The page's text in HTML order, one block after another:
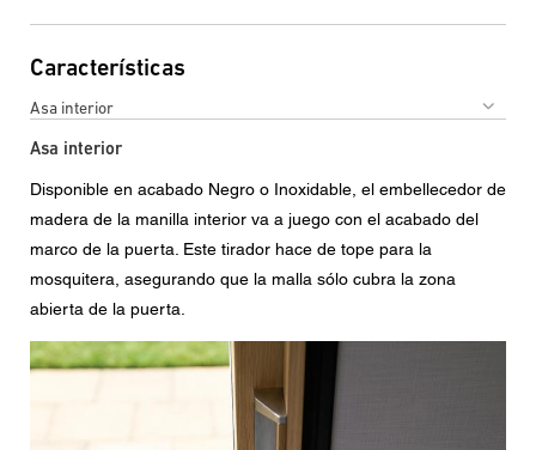
Características
Asa interior
Asa interior
Disponible en acabado Negro o Inoxidable, el embellecedor de
madera de la manilla interior va a juego con el acabado del
marco de la puerta. Este tirador hace de tope para la
mosquitera, asegurando que la malla sólo cubra la zona
abierta de la puerta.